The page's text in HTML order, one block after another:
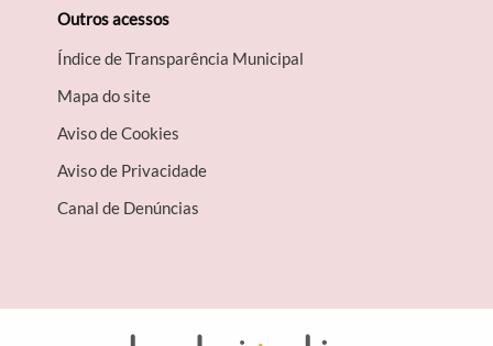
Outros acessos
Índice de Transparência Municipal
Mapa do site
Aviso de Cookies
Aviso de Privacidade
Canal de Denúncias